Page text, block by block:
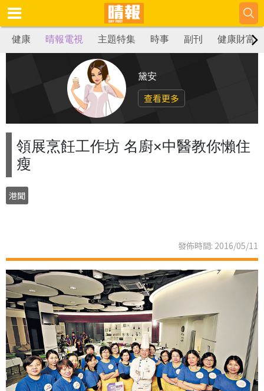
健康 晴報電視 主題特集 時事 副刊 健康財富
黛安
查看更多
領展烹飪工作坊 名廚×中醫教你懶住
瘦
港聞
發佈時間: 2016/05/11